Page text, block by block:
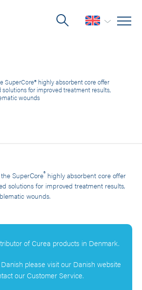
Superabsorbent Wound Dressing
SuperCore® highly absorbent core offer
solutions for improved treatment results,
wounds
SuperCore® highly absorbent core offer
solutions for improved treatment results,
wounds.
of Curea products in Denmark.
please visit our Danish website
our Customer Service.